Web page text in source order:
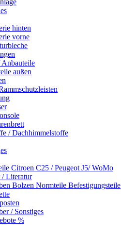
hinten
vorne
Anbauteile
außen
/ Dachhimmelstoffe
Citroen C25 / Peugeot J5/ WoMo
/ Literatur
Bolzen Normteile Befestigungsteile
/ Sonstiges
%